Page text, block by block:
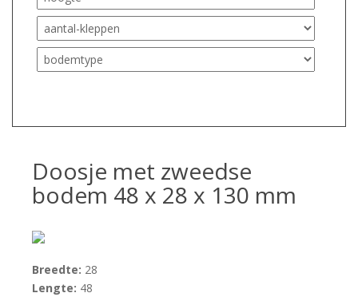
Doosje met zweedse
bodem 48 x 28 x 130 mm
Breedte: 28
Lengte: 48